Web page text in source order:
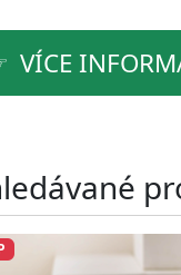
VÍCE